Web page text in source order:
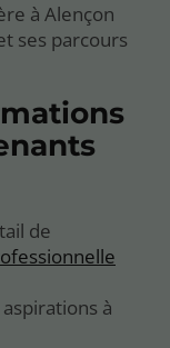
à Alençon
ses parcours
de
à